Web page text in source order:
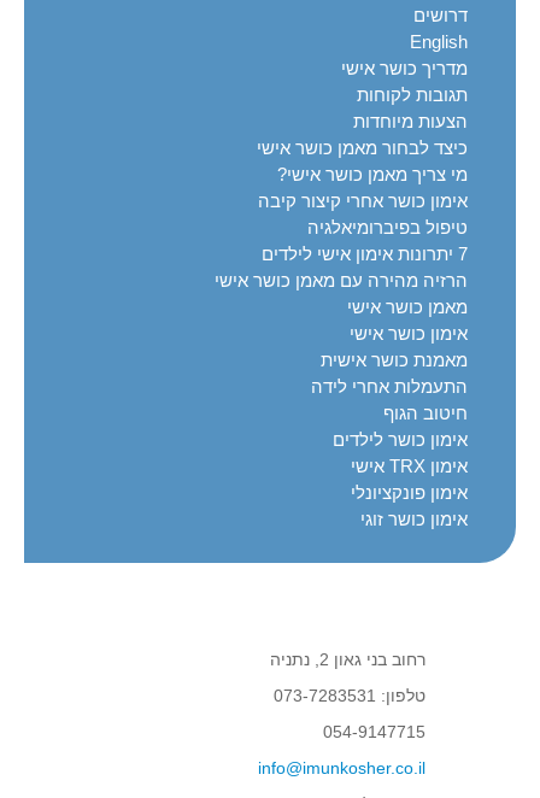
לרזות ולהתחטב, גם לשפר גמישות וגם לשפר את הכושר
הידעת?
אימון TRX מתאים לכל אחד בכל גיל,
ומאפשר לכם גם לרזות ולהתחטב, גם לשפר גמישות וגם
לשפר את הכושר!
מחפשים רעיון למתנה מקורית? חבילת אימונים אישיים כמתנת
ליום הולדת או כמתנה ליולדת
מחפשים רעיון למתנה מקורית - חבילת אימונים כמתנת
ליום הולדת או כמתנה ליולדת
נתקלת בבעיה באתר? הצעה לשיפור? ספר לנו וקבל מתנה
מתנה
דרושים
English
מדריך כושר אישי
תגובות לקוחות
הצעות מיוחדות
כיצד לבחור מאמן כושר אישי
מי צריך מאמן כושר אישי?
אימון כושר אחרי קיצור קיבה
טיפול בפיברומיאלגיה
7 יתרונות אימון אישי לילדים
הרזיה מהירה עם מאמן כושר אישי
מאמן כושר אישי
אימון כושר אישי
מאמנת כושר אישית
התעמלות אחרי לידה
חיטוב הגוף
אימון כושר לילדים
אימון TRX אישי
אימון פונקציונלי
אימון כושר זוגי
רחוב בני גאון 2, נתניה
טלפון: 073-7283531
054-9147715
info@imunkosher.co.il